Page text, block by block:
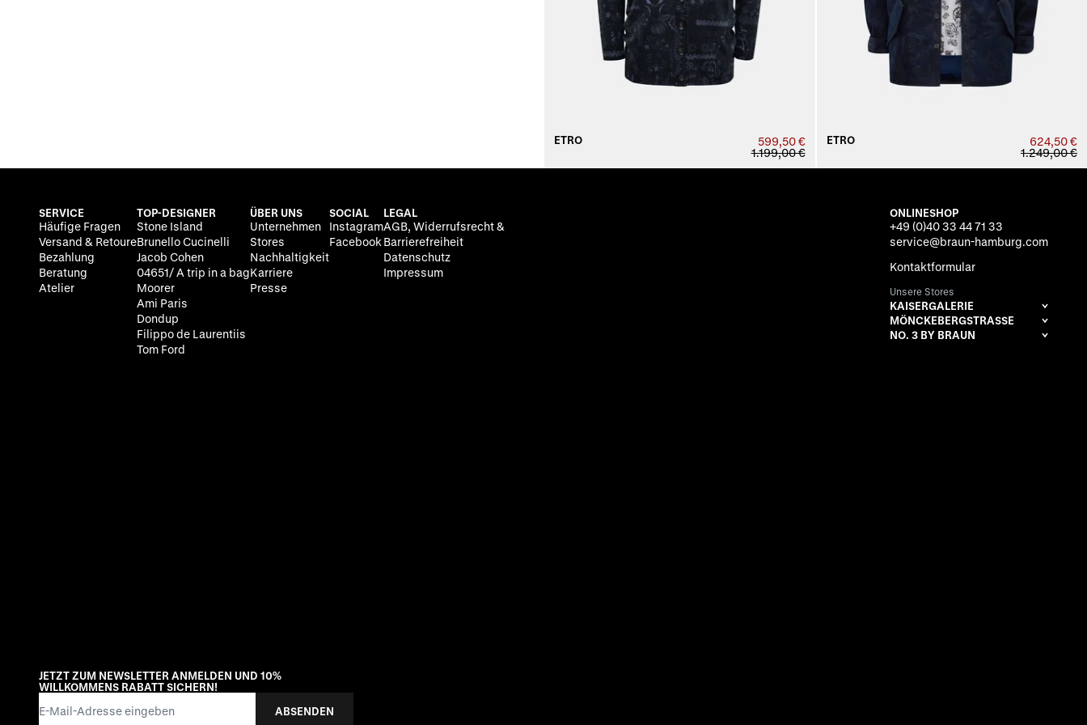
ETRO
599,50 €
1.199,00 €
ETRO
624,50 €
1.249,00 €
SERVICE
Häufige Fragen
Versand & Retoure
Bezahlung
Beratung
Atelier
TOP-DESIGNER
Stone Island
Brunello Cucinelli
Jacob Cohen
04651/ A trip in a bag
Moorer
Ami Paris
Dondup
Filippo de Laurentiis
Tom Ford
ÜBER UNS
Unternehmen
Stores
Nachhaltigkeit
Karriere
Presse
SOCIAL
Instagram
Facebook
LEGAL
AGB, Widerrufsrecht &
Barrierefreiheit
Datenschutz
Impressum
ONLINESHOP
+49 (0)40 33 44 71 33
service@braun-hamburg.com
Kontaktformular
Unsere Stores
KAISERGALERIE
MÖNCKEBERGSTRASSE
NO. 3 BY BRAUN
JETZT ZUM NEWSLETTER ANMELDEN UND 10%
WILLKOMMENS RABATT SICHERN!
ABSENDEN